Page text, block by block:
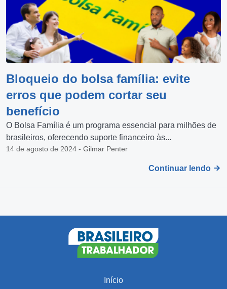
Bloqueio do bolsa família: evite
erros que podem cortar seu
benefício
O Bolsa Família é um programa essencial para milhões de
brasileiros, oferecendo suporte financeiro às...
14 de agosto de 2024 - Gilmar Penter
Continuar lendo
Início